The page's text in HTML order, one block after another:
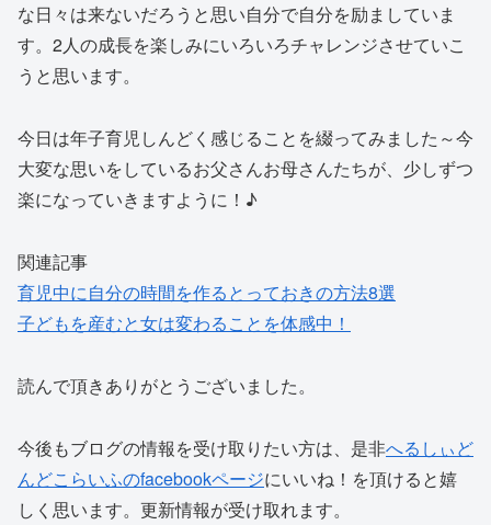
な日々は来ないだろうと思い自分で自分を励ましていま
す。2人の成長を楽しみにいろいろチャレンジさせていこ
うと思います。
今日は年子育児しんどく感じることを綴ってみました～今
大変な思いをしているお父さんお母さんたちが、少しずつ
楽になっていきますように！♪
関連記事
育児中に自分の時間を作るとっておきの方法8選
子どもを産むと女は変わることを体感中！
読んで頂きありがとうございました。
今後もブログの情報を受け取りたい方は、是非へるしぃど
んどこらいふのfacebookページにいいね！を頂けると嬉
しく思います。更新情報が受け取れます。